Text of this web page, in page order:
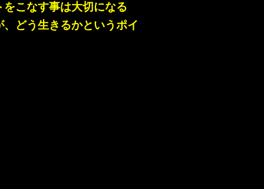
こなす事は大切になる
どう生きるかというポイ